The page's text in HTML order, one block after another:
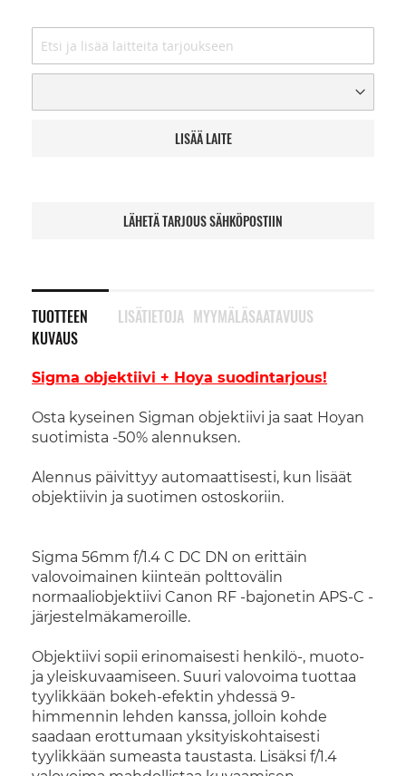
LISÄÄ LAITE
LÄHETÄ TARJOUS SÄHKÖPOSTIIN
TUOTTEEN
KUVAUS
Sigma objektiivi + Hoya suodintarjous!
Osta kyseinen Sigman objektiivi ja saat Hoyan
suotimista -50% alennuksen.
Alennus päivittyy automaattisesti, kun lisäät
objektiivin ja suotimen ostoskoriin.
Sigma 56mm f/1.4 C DC DN on erittäin
valovoimainen kiinteän polttovälin
normaaliobjektiivi Canon RF -bajonetin APS-C -
järjestelmäkameroille.
Objektiivi sopii erinomaisesti henkilö-, muoto-
ja yleiskuvaamiseen. Suuri valovoima tuottaa
tyylikkään bokeh-efektin yhdessä 9-
himmennin lehden kanssa, jolloin kohde
saadaan erottumaan yksityiskohtaisesti
tyylikkään sumeasta taustasta. Lisäksi f/1.4
LISÄTIETOJA MYYMÄLÄSAATAVUUS